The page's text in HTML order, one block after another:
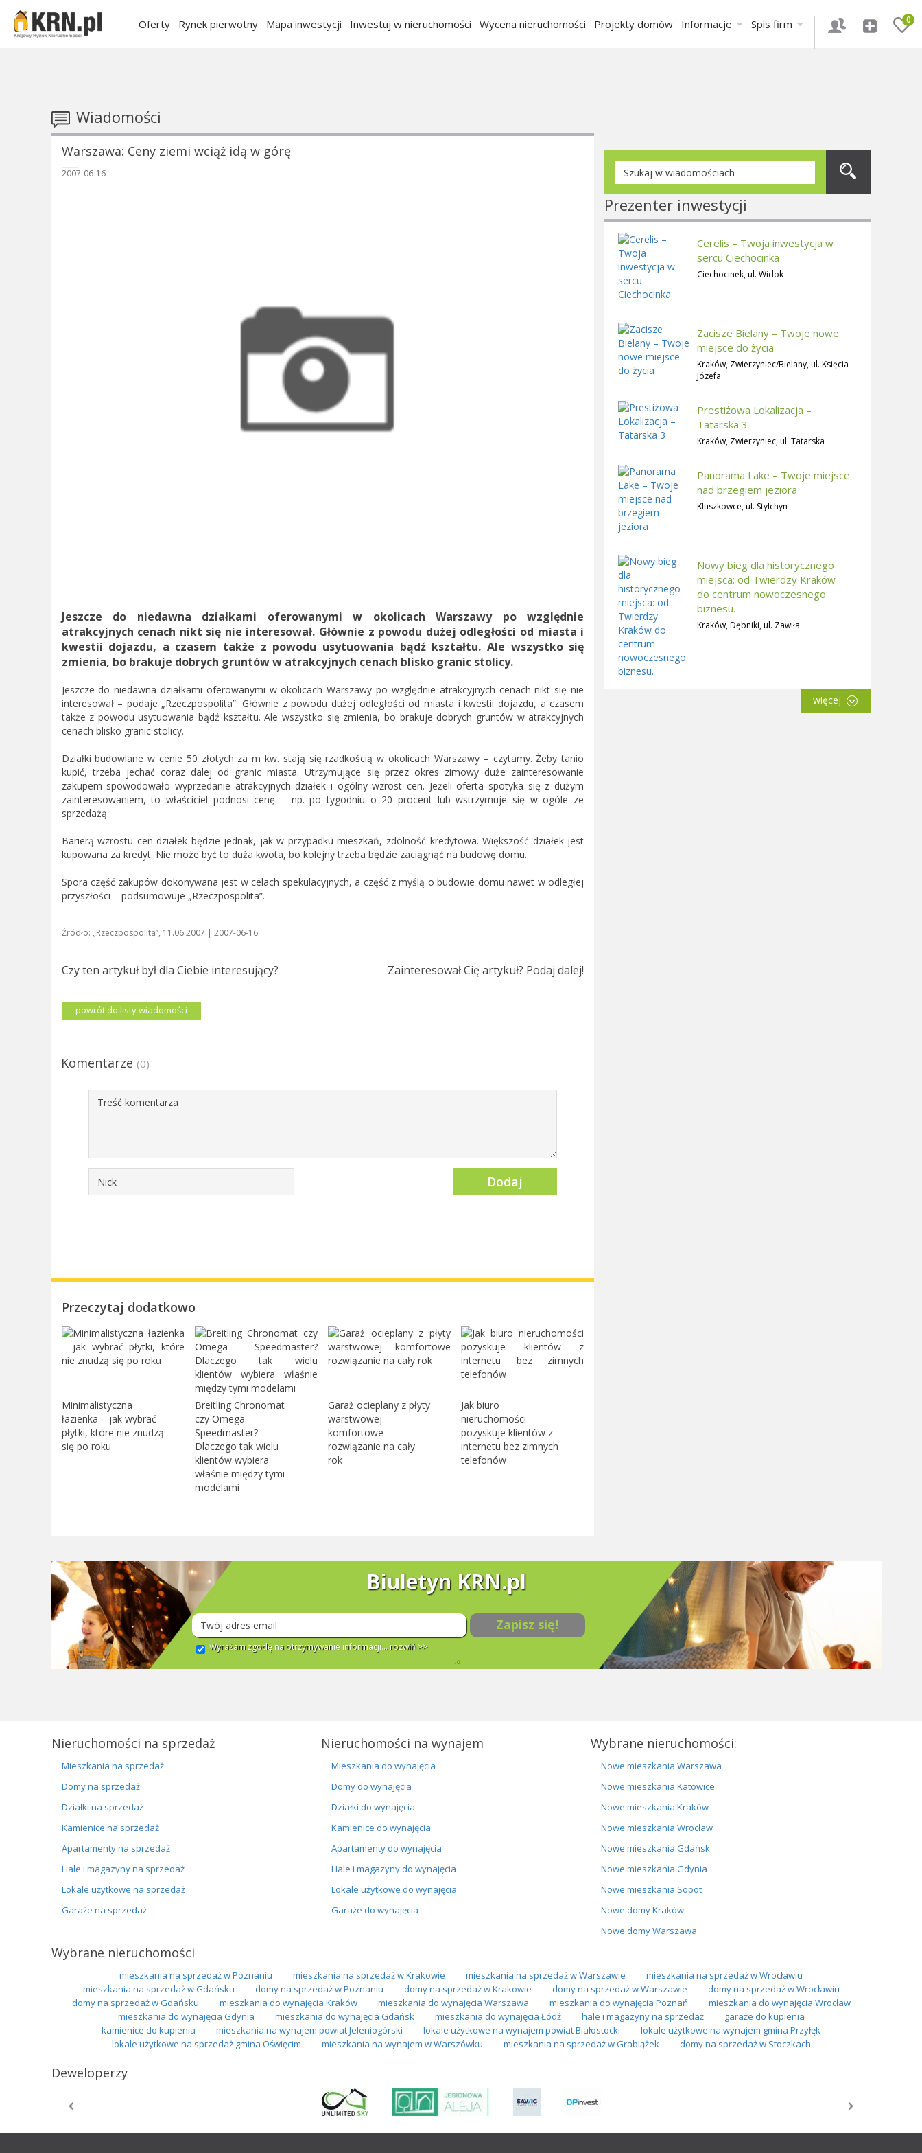
0
Oferty Rynek pierwotny Mapa inwestycji Inwestuj w nieruchomości Wycena nieruchomości Projekty domów Informacje Spis firm
Wiadomości
Warszawa: Ceny ziemi wciąż idą w górę
2007-06-16
Jeszcze do niedawna działkami oferowanymi w okolicach Warszawy po względnie
atrakcyjnych cenach nikt się nie interesował. Głównie z powodu dużej odległości od miasta i
kwestii dojazdu, a czasem także z powodu usytuowania bądź kształtu. Ale wszystko się
zmienia, bo brakuje dobrych gruntów w atrakcyjnych cenach blisko granic stolicy.
Jeszcze do niedawna działkami oferowanymi w okolicach Warszawy po względnie atrakcyjnych cenach nikt się nie
interesował – podaje „Rzeczpospolita”. Głównie z powodu dużej odległości od miasta i kwestii dojazdu, a czasem
także z powodu usytuowania bądź kształtu. Ale wszystko się zmienia, bo brakuje dobrych gruntów w atrakcyjnych
cenach blisko granic stolicy.
Działki budowlane w cenie 50 złotych za m kw. stają się rzadkością w okolicach Warszawy – czytamy. Żeby tanio
kupić, trzeba jechać coraz dalej od granic miasta. Utrzymujące się przez okres zimowy duże zainteresowanie
zakupem spowodowało wyprzedanie atrakcyjnych działek i ogólny wzrost cen. Jeżeli oferta spotyka się z dużym
zainteresowaniem, to właściciel podnosi cenę – np. po tygodniu o 20 procent lub wstrzymuje się w ogóle ze
sprzedażą.
Barierą wzrostu cen działek będzie jednak, jak w przypadku mieszkań, zdolność kredytowa. Większość działek jest
kupowana za kredyt. Nie może być to duża kwota, bo kolejny trzeba będzie zaciągnąć na budowę domu.
Spora część zakupów dokonywana jest w celach spekulacyjnych, a część z myślą o budowie domu nawet w odległej
przyszłości – podsumowuje „Rzeczpospolita”.
Źródło: „Rzeczpospolita”, 11.06.2007 | 2007-06-16
Czy ten artykuł był dla Ciebie interesujący? Zainteresował Cię artykuł? Podaj dalej!
powrót do listy wiadomości
Komentarze (0)
Dodaj
Przeczytaj dodatkowo
Minimalistyczna
łazienka – jak wybrać
płytki, które nie znudzą
się po roku
Breitling Chronomat
czy Omega
Speedmaster?
Dlaczego tak wielu
klientów wybiera
właśnie między tymi
modelami
Garaż ocieplany z płyty
warstwowej –
komfortowe
rozwiązanie na cały
rok
Jak biuro
nieruchomości
pozyskuje klientów z
internetu bez zimnych
telefonów
Prezenter inwestycji
Cerelis – Twoja inwestycja w
sercu Ciechocinka
Ciechocinek, ul. Widok
Zacisze Bielany – Twoje nowe
miejsce do życia
Kraków, Zwierzyniec/Bielany, ul. Księcia
Józefa
Prestiżowa Lokalizacja –
Tatarska 3
Kraków, Zwierzyniec, ul. Tatarska
Panorama Lake – Twoje miejsce
nad brzegiem jeziora
Kluszkowce, ul. Stylchyn
Nowy bieg dla historycznego
miejsca: od Twierdzy Kraków
do centrum nowoczesnego
biznesu.
Kraków, Dębniki, ul. Zawiła
więcej
Biuletyn KRN.pl
Zapisz się!
Wyrażam zgodę na otrzymywanie informacji... rozwiń >>
Nieruchomości na sprzedaż
Mieszkania na sprzedaż
Domy na sprzedaż
Działki na sprzedaż
Kamienice na sprzedaż
Apartamenty na sprzedaż
Hale i magazyny na sprzedaż
Lokale użytkowe na sprzedaż
Garaże na sprzedaż
Nieruchomości na wynajem
Mieszkania do wynajęcia
Domy do wynajęcia
Działki do wynajęcia
Kamienice do wynajęcia
Apartamenty do wynajęcia
Hale i magazyny do wynajęcia
Lokale użytkowe do wynajęcia
Garaże do wynajęcia
Wybrane nieruchomości:
Nowe mieszkania Warszawa
Nowe mieszkania Katowice
Nowe mieszkania Kraków
Nowe mieszkania Wrocław
Nowe mieszkania Gdańsk
Nowe mieszkania Gdynia
Nowe mieszkania Sopot
Nowe domy Kraków
Nowe domy Warszawa
Wybrane nieruchomości
mieszkania na sprzedaż w Poznaniu mieszkania na sprzedaż w Krakowie mieszkania na sprzedaż w Warszawie
mieszkania na sprzedaż w Wrocławiu
mieszkania na sprzedaż w Gdańsku
domy na sprzedaż w Poznaniu domy na sprzedaż w Krakowie domy na sprzedaż w Warszawie
domy na sprzedaż w Wrocławiu
domy na sprzedaż w Gdańsku
mieszkania do wynajęcia Kraków mieszkania do wynajęcia Warszawa mieszkania do wynajęcia Poznań
mieszkania do wynajęcia Wrocław
mieszkania do wynajęcia Gdynia
mieszkania do wynajęcia Gdańsk mieszkania do wynajęcia Łódź hale i magazyny na sprzedaż
garaże do kupienia
kamienice do kupienia
mieszkania na wynajem powiat Jeleniogórski lokale użytkowe na wynajem powiat Białostocki
lokale użytkowe na wynajem gmina Przyłęk
lokale użytkowe na sprzedaż gmina Oświęcim
mieszkania na wynajem w Warszówku mieszkania na sprzedaż w Grabiążek domy na sprzedaż w Stoczkach
Deweloperzy